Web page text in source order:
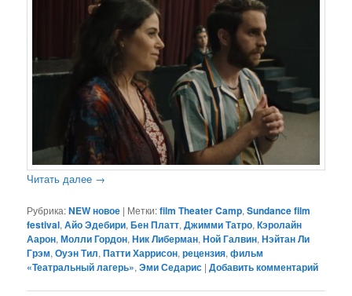
Читать далее →
Рубрика:NEW новое | Метки:film Theater Camp,Sundance film
festival,Айо Эдебири,Бен Платт,Джимми Татро,Кэролайн
Аарон,Молли Гордон,Ник Либерман,Ной Галвин,Нэйтан Ли
Грэм,Оуэн Тил,Патти Харрисон,рецензия,фильм
«Театральный лагерь»,Эми Седарис |Добавить комментарий